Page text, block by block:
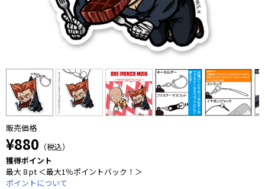
販売価格
¥880 （税込）
獲得ポイント
最大 8 pt ＜最大1％ポイントバック！＞
ポイントについて